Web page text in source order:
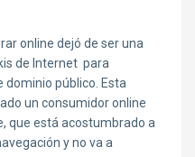
online dejó de ser una
de Internet para
dominio público. Esta
un consumidor online
que está acostumbrado a
y no va a